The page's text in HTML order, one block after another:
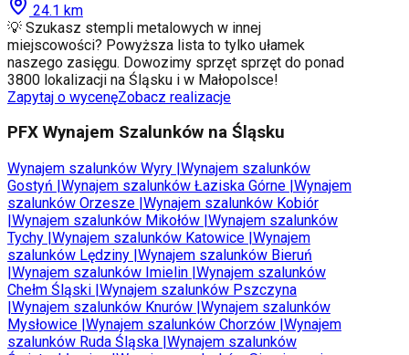
24.1 km
💡 Szukasz stempli metalowych w innej
miejscowości? Powyższa lista to tylko ułamek
naszego zasięgu. Dowozimy sprzęt sprzęt do ponad
3800 lokalizacji na Śląsku i w Małopolsce!
Zapytaj o wycenęZobacz realizacje
PFX Wynajem Szalunków na Śląsku
Wynajem szalunków Wyry Wynajem szalunków
Gostyń Wynajem szalunków Łaziska Górne Wynajem
szalunków Orzesze Wynajem szalunków Kobiór
Wynajem szalunków Mikołów Wynajem szalunków
Tychy Wynajem szalunków Katowice Wynajem
szalunków Lędziny Wynajem szalunków Bieruń
Wynajem szalunków Imielin Wynajem szalunków
Chełm Śląski Wynajem szalunków Pszczyna
Wynajem szalunków Knurów Wynajem szalunków
Mysłowice Wynajem szalunków Chorzów Wynajem
szalunków Ruda Śląska Wynajem szalunków